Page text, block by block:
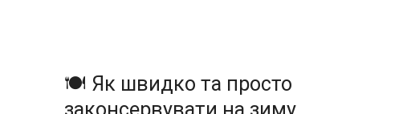
🍽️ Як швидко та просто